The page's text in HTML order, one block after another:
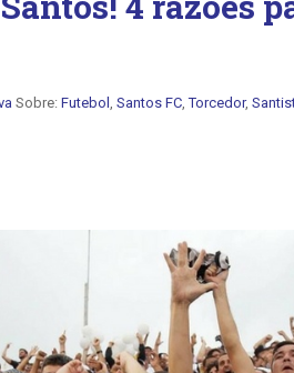
Sobre: Futebol , Santos FC,Torcedor,